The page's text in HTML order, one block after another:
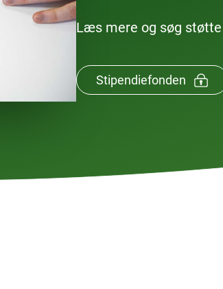
Læs mere og søg
Stipendiefonden